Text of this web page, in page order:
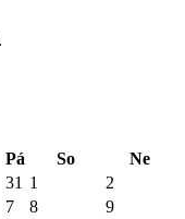
Pá So
Ne
31 1
2
7 8 9